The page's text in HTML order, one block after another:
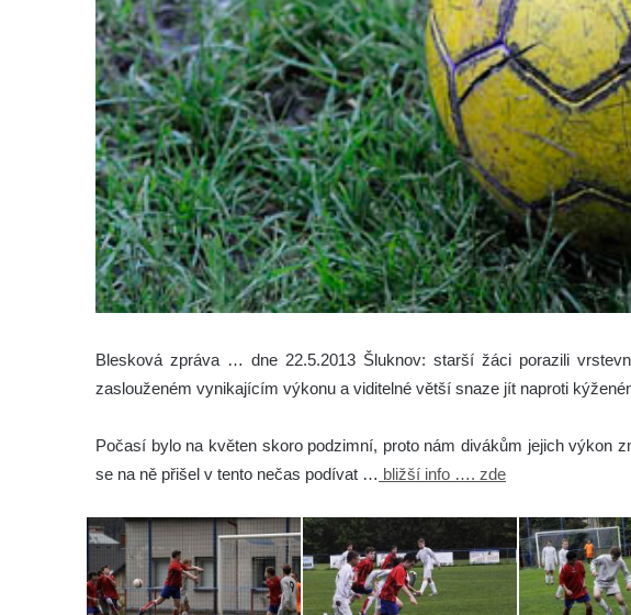
Blesková zpráva … dne 22.5.2013 Šluknov: starší žáci porazili
zaslouženém vynikajícím výkonu a viditelné větší snaze jít naproti
Počasí bylo na květen skoro podzimní, proto nám divákům jejich výkon
se na ně přišel v tento nečas podívat … bližší info …. zde